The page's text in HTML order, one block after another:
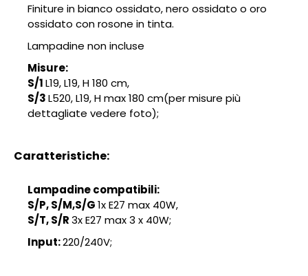
Finiture in bianco ossidato, nero ossidato o oro
ossidato con rosone in tinta.
Lampadine non incluse
Misure:
S/1L19, L19, H 180 cm,
S/3L520, L19, H max 180 cm(per misure più
dettagliate vedere foto);
Caratteristiche:
Lampadine compatibili:
S/P, S/M,S/G1x E27 max 40W,
S/T, S/R3x E27 max 3 x 40W;
Input:220/240V;